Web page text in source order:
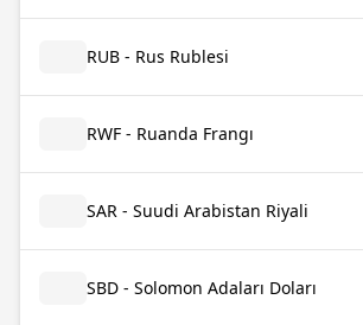
RUB - Rus Rublesi
RWF - Ruanda Frangı
SAR - Suudi Arabistan Riyali
SBD - Solomon Adaları Doları